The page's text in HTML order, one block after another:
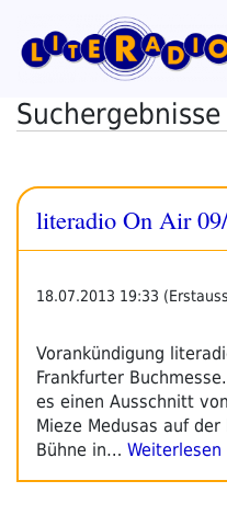
Inhalt
springen
literadio On Air
18.07.2013 19:33
Vorankündigung
Frankfurter
es einen Ausschnitt
Mieze Medusas auf
Bühne in…